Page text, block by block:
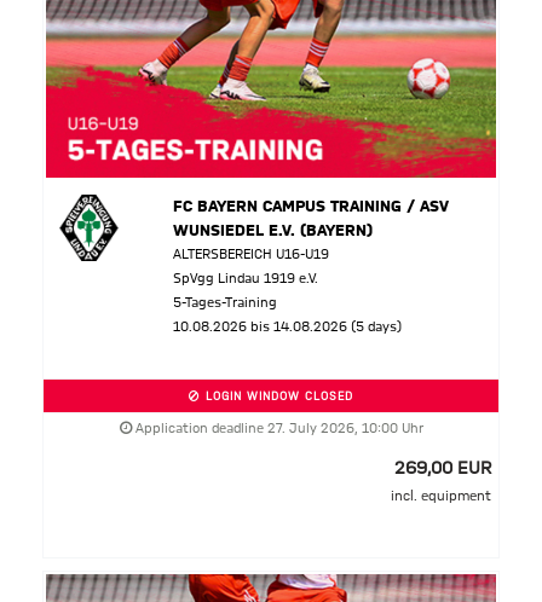
FC BAYERN CAMPUS TRAINING / ASV
WUNSIEDEL E.V. (BAYERN)
ALTERSBEREICH U16-U19
SpVgg Lindau 1919 e.V.
5-Tages-Training
10.08.2026 bis 14.08.2026 (5 days)
LOGIN WINDOW CLOSED
Application deadline 27. July 2026, 10:00 Uhr
269,00 EUR
incl. equipment